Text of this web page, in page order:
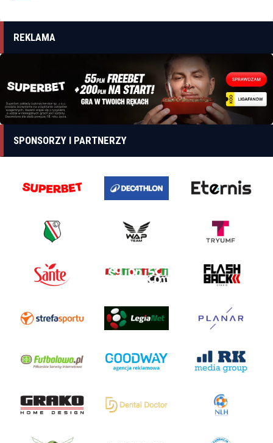
REKLAMA
SPONSORZY I PARTNERZY